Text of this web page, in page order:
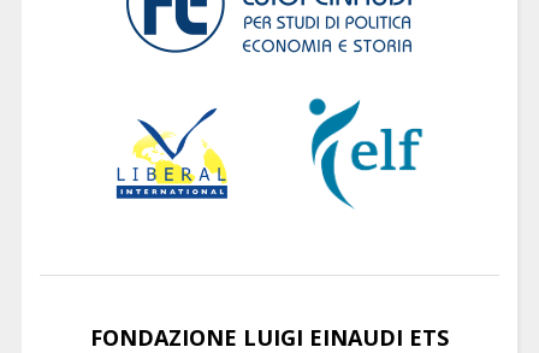
FONDAZIONE LUIGI EINAUDI ETS